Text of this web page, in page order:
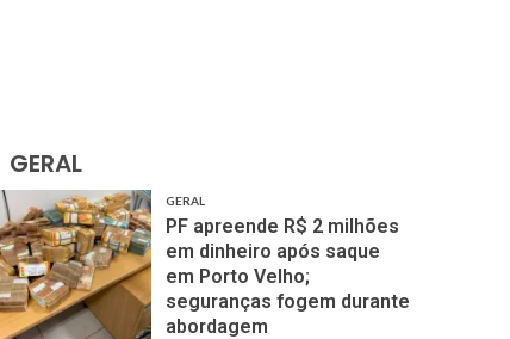
GERAL
GERAL
PF apreende R$ 2 milhões
em dinheiro após saque
em Porto Velho;
seguranças fogem durante
abordagem